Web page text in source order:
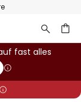
fast alles